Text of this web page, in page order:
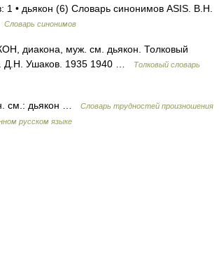
1 • дьякон (6) Словарь синонимов ASIS. В.Н.
Словарь синонимов
диакона, муж. см. дьякон. Толковый
Д.Н. Ушаков. 1935 1940 …
Толковый словарь
см.: дьякон …
Словарь трудностей произношения
русском языке